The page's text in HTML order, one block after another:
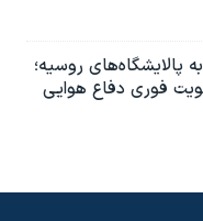
پالایشگاه‌های روسیه؛
فوری دفاع هوایی